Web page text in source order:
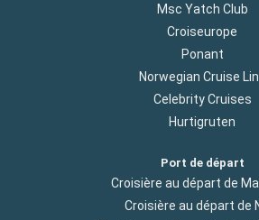
Msc Yatch Club
Croiseurope
Ponant
Norwegian Cruise
Celebrity Cruises
Hurtigruten
Port de départ
Croisière au départ de
Croisière au départ de